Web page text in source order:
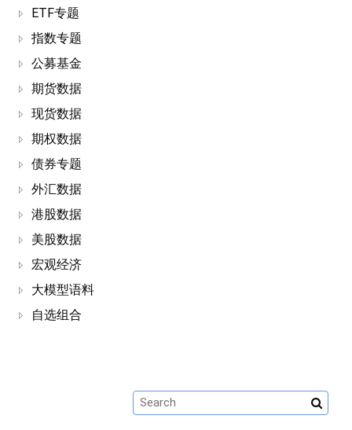
ETF专题
指数专题
公募基金
期货数据
现货数据
期权数据
债券专题
外汇数据
港股数据
美股数据
宏观经济
大模型语料
自选组合